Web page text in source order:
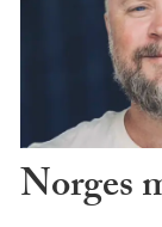
Norges